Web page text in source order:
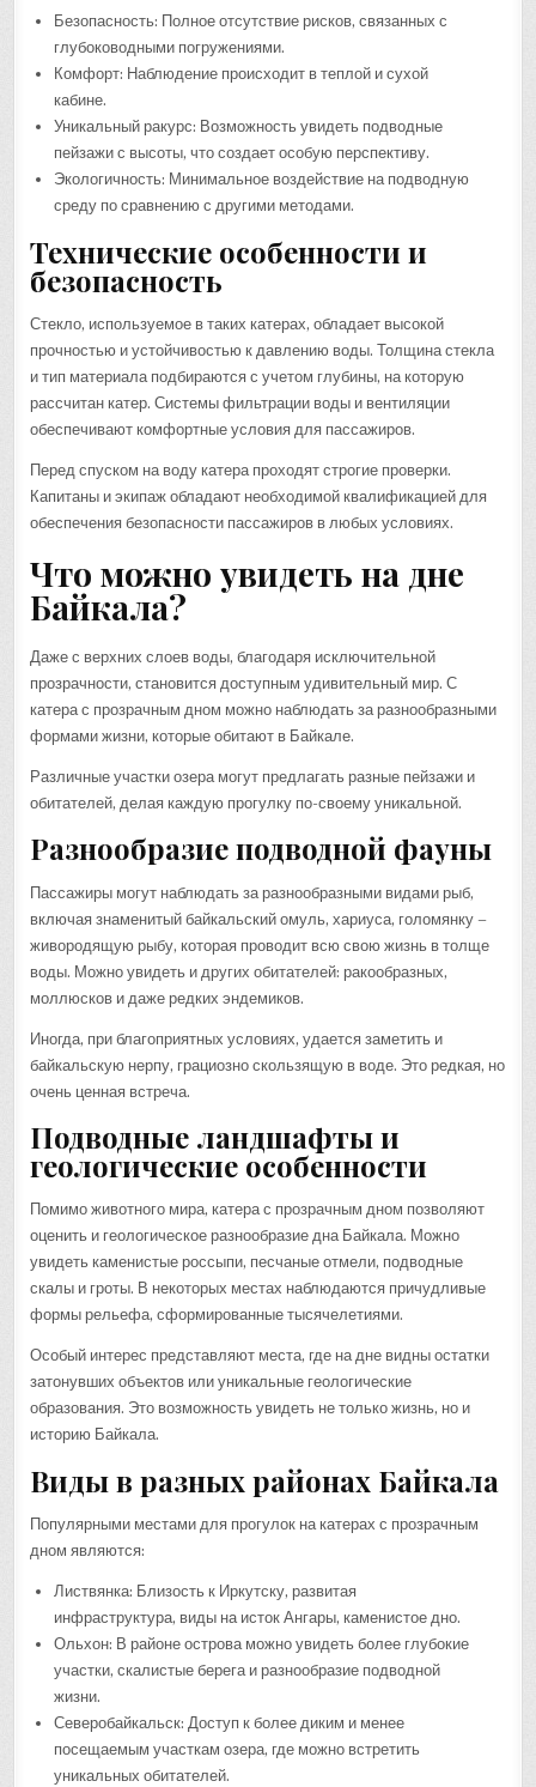
Безопасность: Полное отсутствие рисков, связанных с
глубоководными погружениями.
Комфорт: Наблюдение происходит в теплой и сухой
кабине.
Уникальный ракурс: Возможность увидеть подводные
пейзажи с высоты, что создает особую перспективу.
Экологичность: Минимальное воздействие на подводную
среду по сравнению с другими методами.
Технические особенности и
безопасность
Стекло, используемое в таких катерах, обладает высокой
прочностью и устойчивостью к давлению воды. Толщина стекла
и тип материала подбираются с учетом глубины, на которую
рассчитан катер. Системы фильтрации воды и вентиляции
обеспечивают комфортные условия для пассажиров.
Перед спуском на воду катера проходят строгие проверки.
Капитаны и экипаж обладают необходимой квалификацией для
обеспечения безопасности пассажиров в любых условиях.
Что можно увидеть на дне
Байкала?
Даже с верхних слоев воды, благодаря исключительной
прозрачности, становится доступным удивительный мир. С
катера с прозрачным дном можно наблюдать за разнообразными
формами жизни, которые обитают в Байкале.
Различные участки озера могут предлагать разные пейзажи и
обитателей, делая каждую прогулку по-своему уникальной.
Разнообразие подводной фауны
Пассажиры могут наблюдать за разнообразными видами рыб,
включая знаменитый байкальский омуль, хариуса, голомянку –
живородящую рыбу, которая проводит всю свою жизнь в толще
воды. Можно увидеть и других обитателей: ракообразных,
моллюсков и даже редких эндемиков.
Иногда, при благоприятных условиях, удается заметить и
байкальскую нерпу, грациозно скользящую в воде. Это редкая, но
очень ценная встреча.
Подводные ландшафты и
геологические особенности
Помимо животного мира, катера с прозрачным дном позволяют
оценить и геологическое разнообразие дна Байкала. Можно
увидеть каменистые россыпи, песчаные отмели, подводные
скалы и гроты. В некоторых местах наблюдаются причудливые
формы рельефа, сформированные тысячелетиями.
Особый интерес представляют места, где на дне видны остатки
затонувших объектов или уникальные геологические
образования. Это возможность увидеть не только жизнь, но и
историю Байкала.
Виды в разных районах Байкала
Популярными местами для прогулок на катерах с прозрачным
дном являются:
Листвянка: Близость к Иркутску, развитая
инфраструктура, виды на исток Ангары, каменистое дно.
Ольхон: В районе острова можно увидеть более глубокие
участки, скалистые берега и разнообразие подводной
жизни.
Северобайкальск: Доступ к более диким и менее
посещаемым участкам озера, где можно встретить
уникальных обитателей.